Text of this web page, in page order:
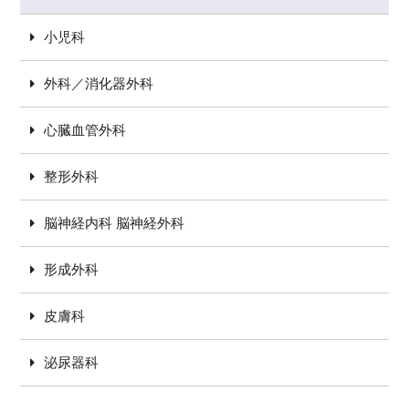
小児科
外科／消化器外科
心臓血管外科
整形外科
脳神経内科 脳神経外科
形成外科
皮膚科
泌尿器科